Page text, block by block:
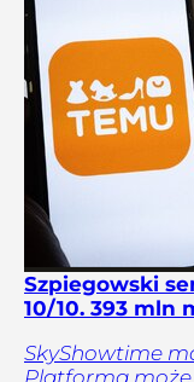
Szpiegowski
10/10. 393 mln
SkyShowtime
Platforma